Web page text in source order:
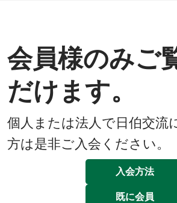
会員様のみご
だけます。
個人または法人で日伯交流
方は是非ご入会ください。
入会方法
既に会員